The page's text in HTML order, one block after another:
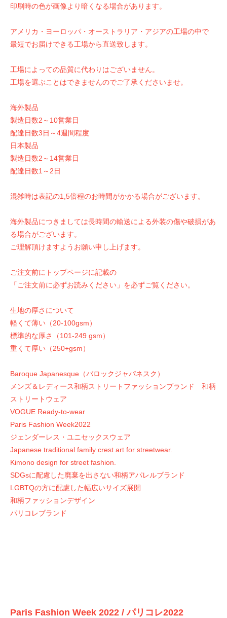
印刷時の色が画像より暗くなる場合があります。
アメリカ・ヨーロッパ・オーストラリア・アジアの工場の中で
最短でお届けできる工場から直送致します。
工場によっての品質に代わりはございません。
工場を選ぶことはできませんのでご了承くださいませ。
海外製品
製造日数2～10営業日
配達日数3日～4週間程度
日本製品
製造日数2～14営業日
配達日数1～2日
混雑時は表記の1,5倍程のお時間がかかる場合がございます。
海外製品につきましては長時間の輸送による外装の傷や破損があ
る場合がございます。
ご理解頂けますようお願い申し上げます。
ご注文前にトップページに記載の
「ご注文前に必ずお読みください」を必ずご覧ください。
生地の厚さについて
軽くて薄い（20-100gsm）
標準的な厚さ（101-249 gsm）
重くて厚い（250+gsm）
Baroque Japanesque（バロックジャパネスク）
メンズ＆レディース和柄ストリートファッションブランド 和柄
ストリートウェア
VOGUE Ready-to-wear
Paris Fashion Week2022
ジェンダーレス・ユニセックスウェア
Japanese traditional family crest art for streetwear.
Kimono design for street fashion.
SDGsに配慮した廃棄を出さない和柄アパレルブランド
LGBTQの方に配慮した幅広いサイズ展開
和柄ファッションデザイン
パリコレブランド
Paris Fashion Week 2022 / パリコレ2022